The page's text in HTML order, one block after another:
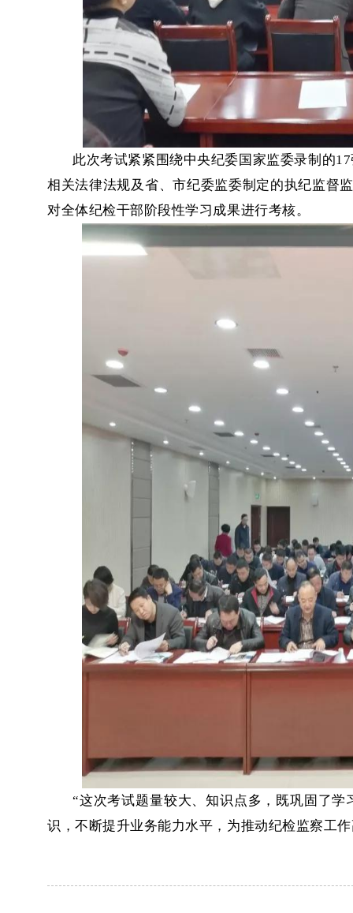
此次考试紧紧围绕中央纪委国家监委录制的
相关法律法规及省、市纪委监委制定的执纪监督
对全体纪检干部阶段性学习成果进行考核。
“这次考试题量较大、知识点多，既巩固了
识 ，不断提升业务能力水平，为推动纪检监察工